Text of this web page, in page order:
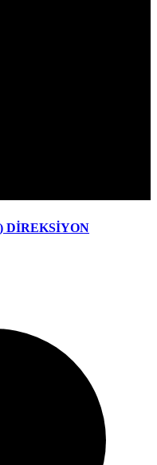
DİREKSİYON